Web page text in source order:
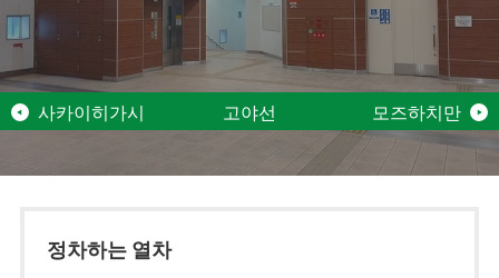
사카이히가시 고야선 모즈하치만
정차하는 열차